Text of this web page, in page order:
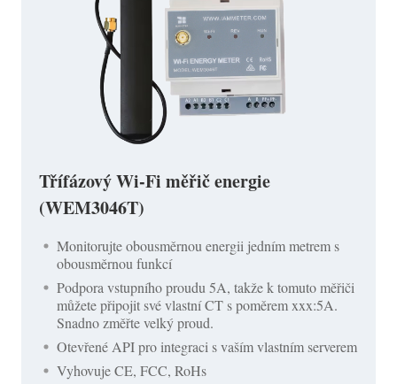
Třífázový Wi-Fi měřič energie
(WEM3046T)
Monitorujte obousměrnou energii jedním metrem s
obousměrnou funkcí
Podpora vstupního proudu 5A, takže k tomuto měřiči
můžete připojit své vlastní CT s poměrem xxx:5A.
Snadno změřte velký proud.
Otevřené API pro integraci s vaším vlastním serverem
Vyhovuje CE, FCC, RoHs